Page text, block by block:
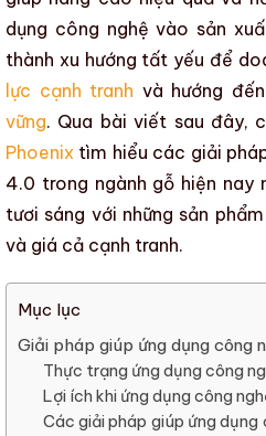
dụng công nghệ vào sản
thành xu hướng tất yếu để
lực cạnh tranh và hướng
vững. Qua bài viết sau đây,
Phoenix tìm hiểu các giải
4.0 trong ngành gỗ hiện nay
tươi sáng với những sản
và giá cả cạnh tranh.
Mục lục
Giải pháp giúp ứng dụng công
Thực trạng ứng dụng công
Lợi ích khi ứng dụng công
Các giải pháp giúp ứng